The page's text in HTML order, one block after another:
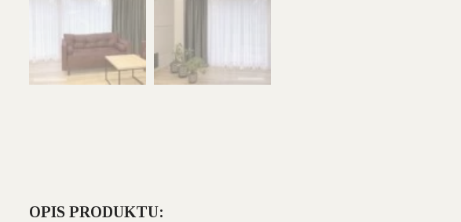
OPIS PRODUKTU: